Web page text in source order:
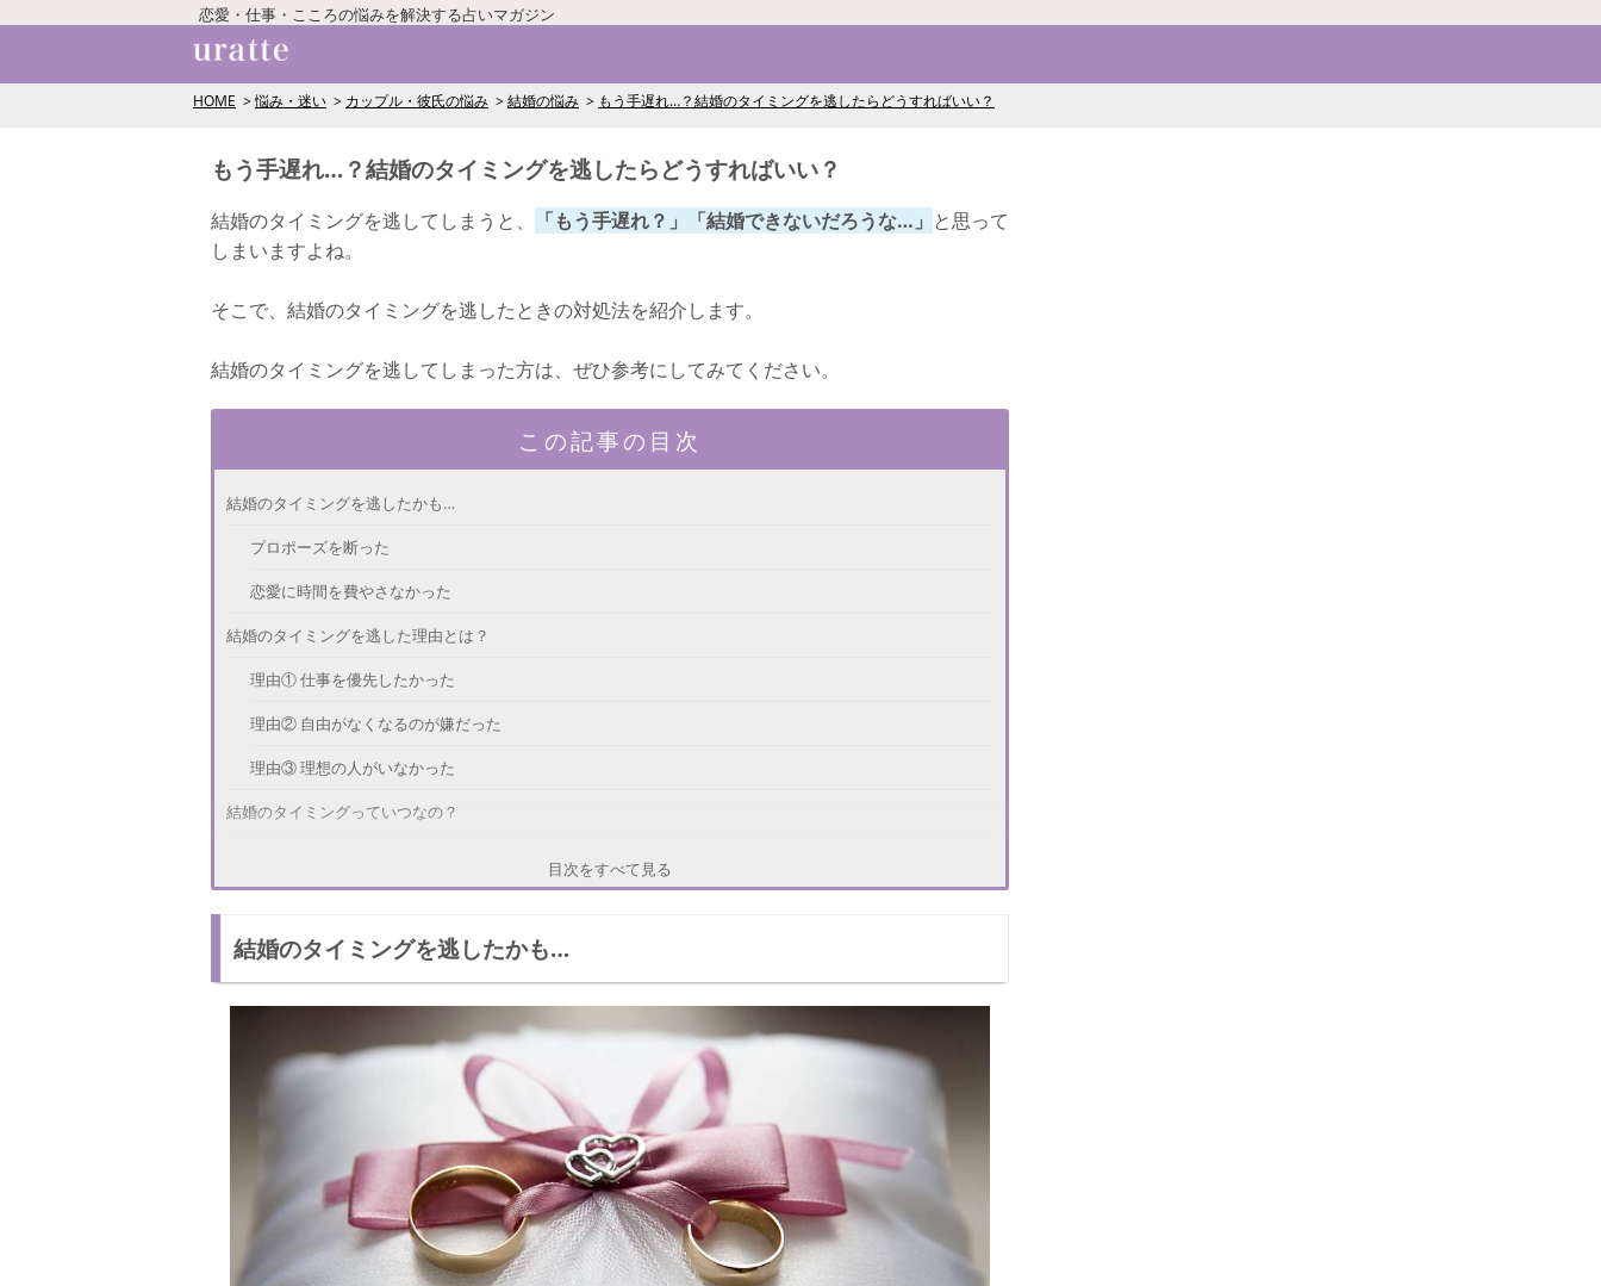
恋愛・仕事・こころの悩みを解決する占いマガジン
HOME 悩み・迷い カップル・彼氏の悩み 結婚の悩み もう手遅れ…？結婚のタイミングを逃したらどうすればいい？
もう手遅れ…？結婚のタイミングを逃したらどうすればいい？
結婚のタイミングを逃してしまうと、 「もう手遅れ？」「結婚できないだろうな…」 と思って
しまいますよね。
そこで、結婚のタイミングを逃したときの対処法を紹介します。
結婚のタイミングを逃してしまった方は、ぜひ参考にしてみてください。
この記事の目次
結婚のタイミングを逃したかも…
プロポーズを断った
恋愛に時間を費やさなかった
結婚のタイミングを逃した理由とは？
理由① 仕事を優先したかった
理由② 自由がなくなるのが嫌だった
理由③ 理想の人がいなかった
結婚のタイミングっていつなの？
結婚のタイミングを逃したらどうすればいい？
出会いの場へ足を運ぶ
自分からアピールする
目次をすべて見る
結婚のタイミングを逃したかも…